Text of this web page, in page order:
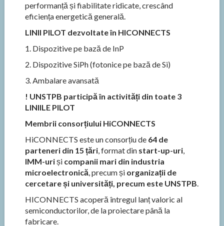
performanță și fiabilitate ridicate, crescând
eficiența energetică generală.
LINII PILOT dezvoltate în HICONNECTS
1. Dispozitive pe bază de InP
2. Dispozitive SiPh (fotonice pe bază de Si)
3. Ambalare avansată
! UNSTPB participă în activități din toate 3
LINIILE PILOT
Membrii consorțiului HiCONNECTS
HiCONNECTS este un consorțiu de 64 de
parteneri din 15 țări, format din start-up-uri,
IMM-uriși companii mari din industria
microelectronică, precum și organizații de
cercetare și universități, precum este UNSTPB.
HICONNECTS acoperă întregul lanț valoric al
semiconductorilor, de la proiectare până la
fabricare.